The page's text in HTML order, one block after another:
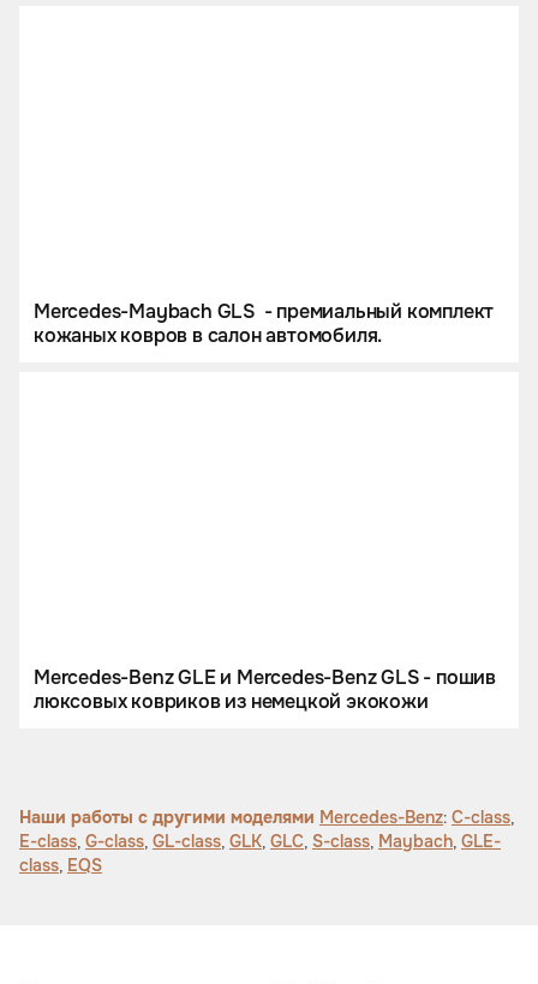
Mercedes-Maybach GLS - премиальный комплект
кожаных ковров в салон автомобиля.
Mercedes-Benz GLE и Mercedes-Benz GLS - пошив
люксовых ковриков из немецкой экокожи
Наши работы с другими моделями Mercedes-Benz: C-class,
E-class, G-class, GL-class, GLK, GLC, S-class, Maybach, GLE-
class, EQS